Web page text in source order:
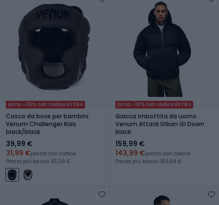
Extra -20% con codice EXTRA
Casco da boxe per bambini
Venum Challenger Kids
black/black
39,99 €
31,99 €prezzo con codice
Prezzo più basso: 35,09 €
Extra -10% con codice EXTRA
Giacca imbottita da uomo
Venum Attack Urban Gi Down
black
159,99 €
143,99 €prezzo con codice
Prezzo più basso: 159,99 €